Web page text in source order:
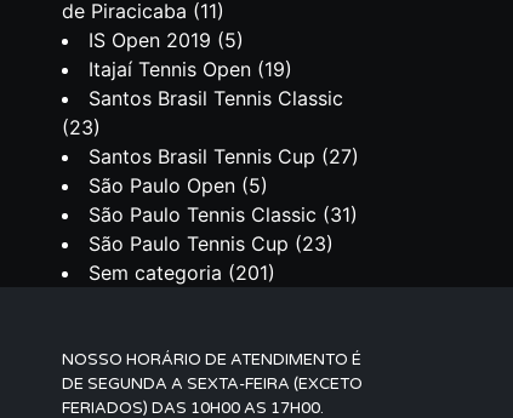
de Piracicaba (11)
IS Open 2019 (5)
Itajaí Tennis Open (19)
Santos Brasil Tennis Classic
(23)
Santos Brasil Tennis Cup (27)
São Paulo Open (5)
São Paulo Tennis Classic (31)
São Paulo Tennis Cup (23)
Sem categoria (201)
NOSSO HORÁRIO DE ATENDIMENTO É
DE SEGUNDA A SEXTA-FEIRA (EXCETO
FERIADOS) DAS 10H00 AS 17H00.